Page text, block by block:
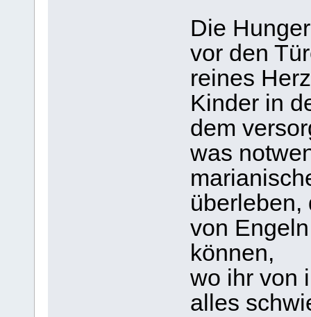
Die
vor den
reines
Kinder in
dem
was
überleben,
von
können,
wo ihr von
alles